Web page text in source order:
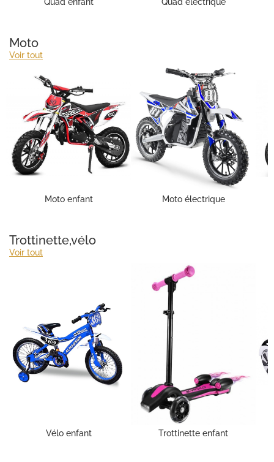
Moto
Voir tout
Moto enfant Moto électrique
Trottinette,vélo
Voir tout
Vélo enfant Trottinette enfant